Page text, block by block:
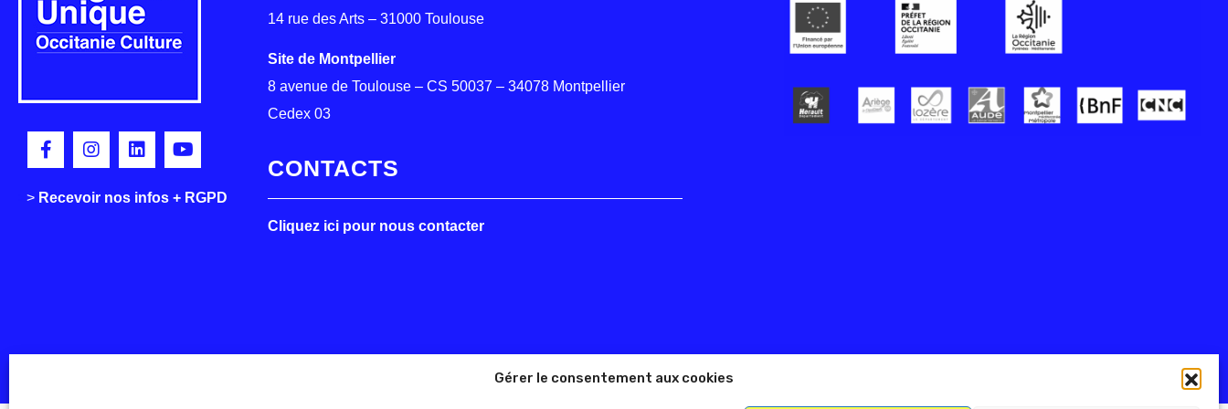
Gérer le consentement aux cookies
> Recevoir nos infos + RGPD
14 rue des Arts – 31000 Toulouse
Site de Montpellier
8 avenue de Toulouse – CS 50037 – 34078 Montpellier
Cedex 03
CONTACTS
Cliquez ici pour nous contacter